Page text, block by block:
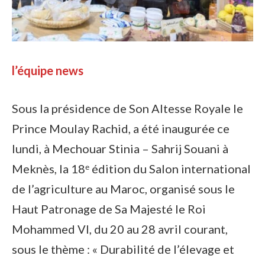
l’équipe news
Sous la présidence de Son Altesse Royale le
Prince Moulay Rachid, a été inaugurée ce
lundi, à Mechouar Stinia – Sahrij Souani à
Meknès, la 18ᵉ édition du Salon international
de l’agriculture au Maroc, organisé sous le
Haut Patronage de Sa Majesté le Roi
Mohammed VI, du 20 au 28 avril courant,
sous le thème : « Durabilité de l’élevage et